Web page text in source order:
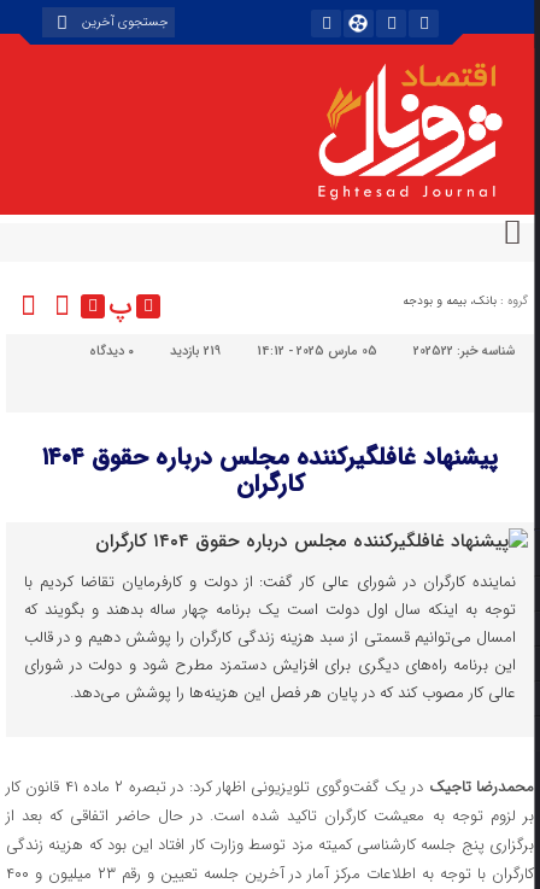
گروه : بانک، بیمه و بودجه پ
شناسه خبر:202522 05 مارس 2025 - 14:12 219 بازدید دیدگاه
پیشنهاد غافلگیرکننده مجلس درباره حقوق ۱۴۰۴
کارگران
نماینده کارگران در شورای عالی کار گفت: از دولت و کارفرمایان تقاضا کردیم با
توجه به اینکه سال اول دولت است یک برنامه چهار ساله بدهند و بگویند که
امسال می‌توانیم قسمتی از سبد هزینه زندگی کارگران را پوشش دهیم و در قالب
این برنامه راه‌های دیگری برای افزایش دستمزد مطرح شود و دولت در شورای
عالی کار مصوب کند که در پایان هر فصل این هزینه‌ها را پوشش می‌دهد.
محمدرضا تاجیک
در یک گفت‌وگوی تلویزیونی اظهار کرد: در تبصره ۲ ماده ۴۱ قانون کار
بر لزوم توجه به معیشت کارگران تاکید شده است. در حال حاضر اتفاقی که بعد از
برگزاری پنج جلسه کارشناسی کمیته مزد توسط وزارت کار افتاد این بود که هزینه زندگی
کارگران با توجه به اطلاعات مرکز آمار در آخرین جلسه تعیین و رقم ۲۳ میلیون و ۴۰۰